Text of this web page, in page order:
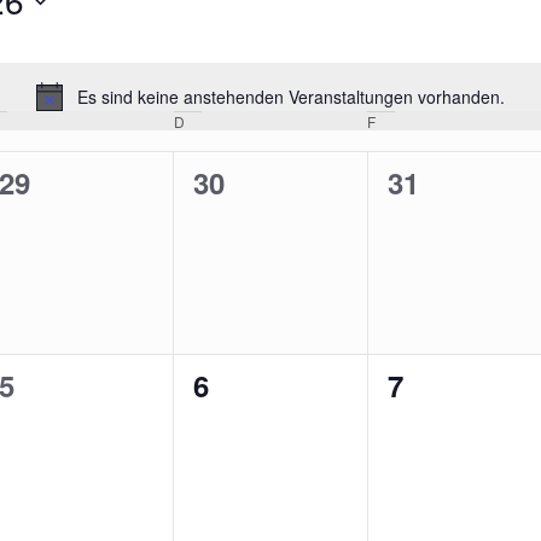
Hinweis
Es sind keine anstehenden Veranstaltungen vorhanden.
D F
0
29
0
30
0
31
0
5
0
6
0
7